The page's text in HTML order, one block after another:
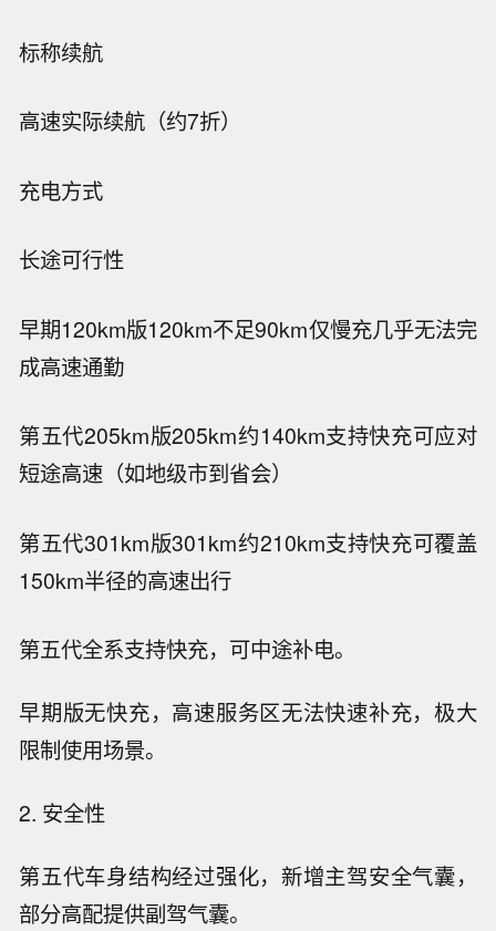
标称续航
高速实际续航（约7折）
充电方式
长途可行性
早期120km版120km不足90km仅慢充几乎无法完
成高速通勤
第五代205km版205km约140km支持快充可应对
短途高速（如地级市到省会）
第五代301km版301km约210km支持快充可覆盖
150km半径的高速出行
第五代全系支持快充，可中途补电。
早期版无快充，高速服务区无法快速补充，极大
限制使用场景。
2. 安全性
第五代车身结构经过强化，新增主驾安全气囊，
部分高配提供副驾气囊。